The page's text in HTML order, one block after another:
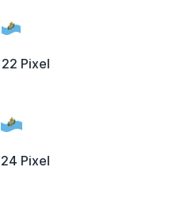
Pixel
Pixel